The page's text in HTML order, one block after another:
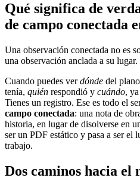
Qué significa de
de campo conectada
Una observación conectada no es
una observación anclada a su lugar.
Cuando puedes verdónde del
tenía, quién respondió y cuándo,
Tienes un registro. Ese es todo el
campo conectada: una nota de
historia, en lugar de disolverse en
ser un PDF estático y pasa a ser el
trabajo.
Dos caminos hacia el